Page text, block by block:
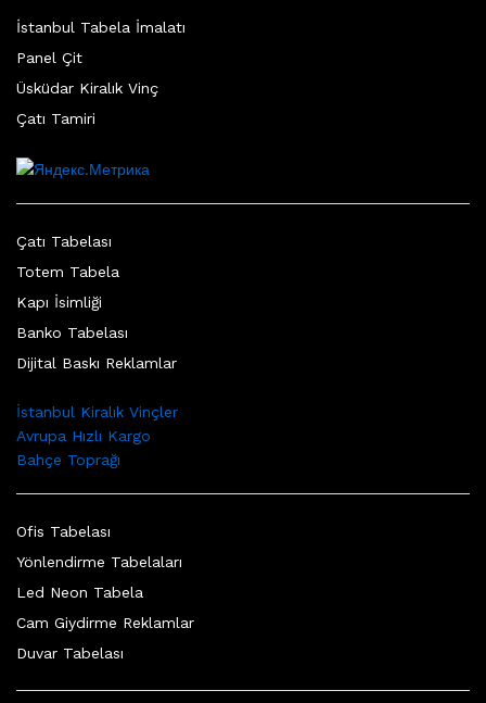
İstanbul Tabela İmalatı
Panel Çit
Üsküdar Kiralık Vinç
Çatı Tamiri
Çatı Tabelası
Totem Tabela
Kapı İsimliği
Banko Tabelası
Dijital Baskı Reklamlar
İstanbul Kiralık Vinçler
Avrupa Hızlı Kargo
Bahçe Toprağı
Ofis Tabelası
Yönlendirme Tabelaları
Led Neon Tabela
Cam Giydirme Reklamlar
Duvar Tabelası